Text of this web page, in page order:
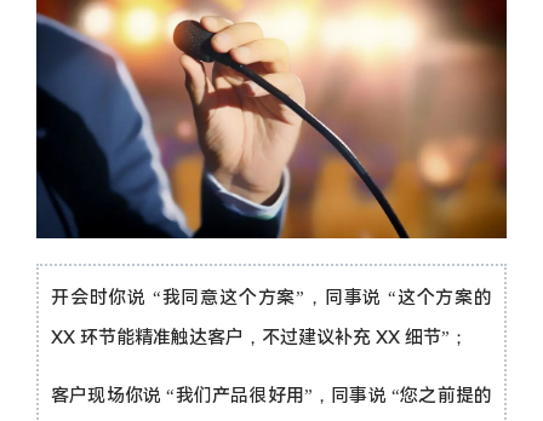
开会时你说 “我同意这个方案”，同事说 “这个方案的
XX 环节能精准触达客户，不过建议补充 XX 细节”；
客户现场你说 “我们产品很好用”，同事说 “您之前提的